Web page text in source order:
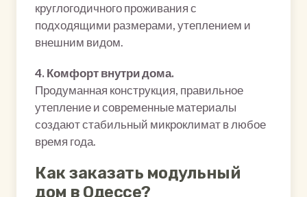
круглогодичного проживания с
подходящими размерами, утеплением и
внешним видом.
4. Комфорт внутри дома.
Продуманная конструкция, правильное
утепление и современные материалы
создают стабильный микроклимат в любое
время года.
Как заказать модульный
дом в Одессе?